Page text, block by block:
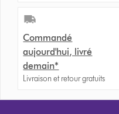
Commandé
aujourd'hui, livré
demain*
Livraison et retour gratuits